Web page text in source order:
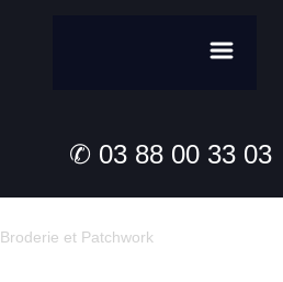
✆ 03 88 00 33 03
Broderie et Patchwork